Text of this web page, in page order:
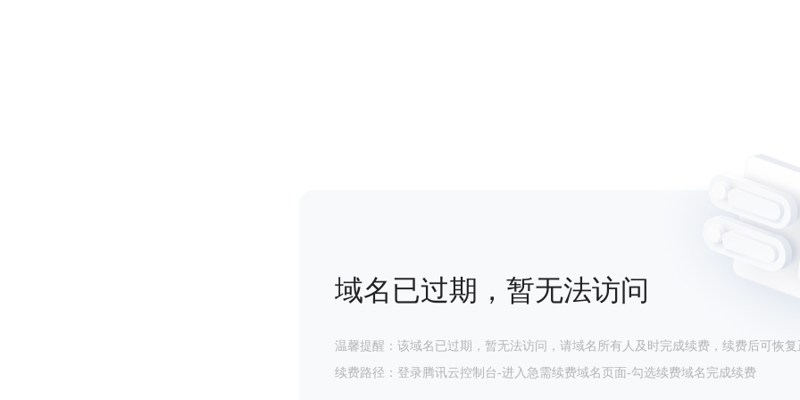
域名已过期，暂无法访问
温馨提醒：该域名已过期，暂无法访问，请域名所有人及时完成续费，续费后可恢复
续费路径：登录腾讯云控制台-进入急需续费域名页面-勾选续费域名完成续费